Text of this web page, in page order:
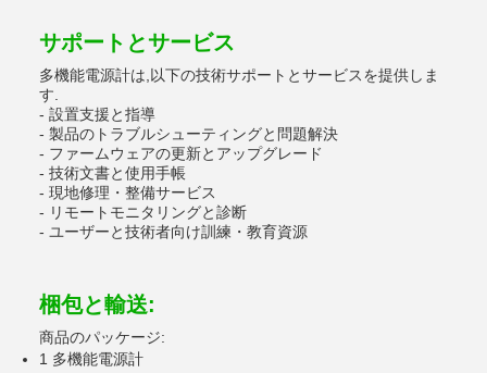
サポートとサービス
多機能電源計は,以下の技術サポートとサービスを提供しま
す.
- 設置支援と指導
- 製品のトラブルシューティングと問題解決
- ファームウェアの更新とアップグレード
- 技術文書と使用手帳
- 現地修理・整備サービス
- リモートモニタリングと診断
- ユーザーと技術者向け訓練・教育資源
梱包と輸送:
商品のパッケージ:
1 多機能電源計